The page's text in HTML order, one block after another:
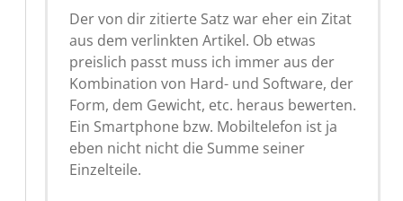
Der von dir zitierte Satz war eher ein Zitat
aus dem verlinkten Artikel. Ob etwas
preislich passt muss ich immer aus der
Kombination von Hard- und Software, der
Form, dem Gewicht, etc. heraus bewerten.
Ein Smartphone bzw. Mobiltelefon ist ja
eben nicht nicht die Summe seiner
Einzelteile.